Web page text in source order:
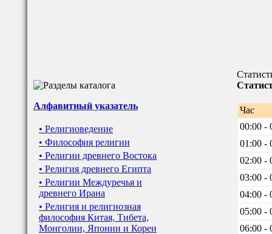
Алфавитный указатель
• Религиоведение
• Философия религии
• Религии древнего Востока
• Религия древнего Египта
• Религии Междуречья и
древнего Ирана
• Религия и религиозная
философия Китая, Тибета,
Монголии, Японии и Кореи
Час
00:00 -
01:00 -
02:00 -
03:00 -
04:00 -
05:00 -
06:00 -